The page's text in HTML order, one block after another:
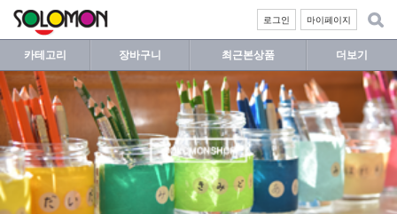
마이페이지
로그인
카테고리 장바구니 최근본상품 더보기